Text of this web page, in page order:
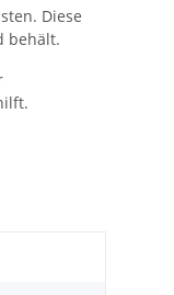
Diese
behält.